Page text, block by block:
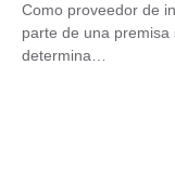
Como proveedor de
parte de una
determina…